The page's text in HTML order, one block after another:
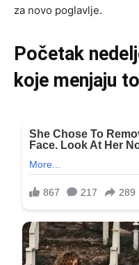
za novo poglavlje.
Početak
koje menjaju